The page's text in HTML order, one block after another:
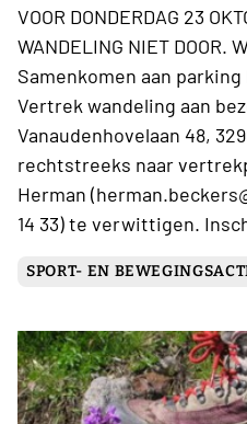
VOOR DONDERDAG 23
WANDELING NIET DOOR.
Samenkomen aan parking
Vertrek wandeling aan
Vanaudenhovelaan 48,
rechtstreeks naar
Herman
14 33) te verwittigen.
SPORT- EN